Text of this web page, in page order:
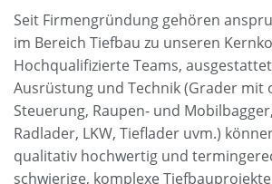
Seit Firmengründung gehören
im Bereich Tiefbau zu unseren
Hochqualifizierte Teams,
Ausrüstung und Technik (Grader mit
Steuerung, Raupen- und
Radlader, LKW, Tieflader uvm.)
qualitativ hochwertig und
schwierige, komplexe